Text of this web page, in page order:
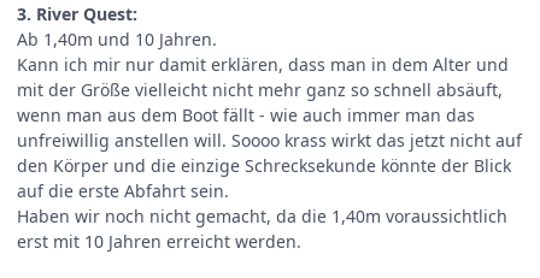
3. River Quest:
Ab 1,40m und 10 Jahren.
Kann ich mir nur damit erklären, dass man in dem Alter und
mit der Größe vielleicht nicht mehr ganz so schnell absäuft,
wenn man aus dem Boot fällt - wie auch immer man das
unfreiwillig anstellen will. Soooo krass wirkt das jetzt nicht auf
den Körper und die einzige Schrecksekunde könnte der Blick
auf die erste Abfahrt sein.
Haben wir noch nicht gemacht, da die 1,40m voraussichtlich
erst mit 10 Jahren erreicht werden.